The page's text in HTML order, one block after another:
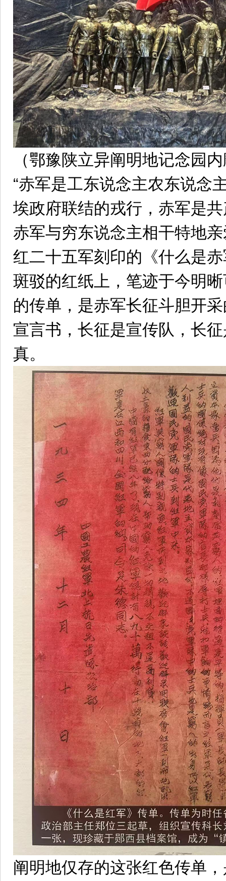
（鄂豫陕立异阐明地记念园
“赤军是工东说念主农东说念
埃政府联结的戎行，赤军是
赤军与穷东说念主相干特地
红二十五军刻印的《什么是
斑驳的红纸上，笔迹于今明
的传单，是赤军长征斗胆开
宣言书，长征是宣传队，长
真。
阐明地仅存的这张红色传单